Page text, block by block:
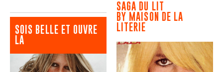
SOIS BELLE ET OUVRE
LA
SAGA DU LIT
BY MAISON DE LA
LITERIE